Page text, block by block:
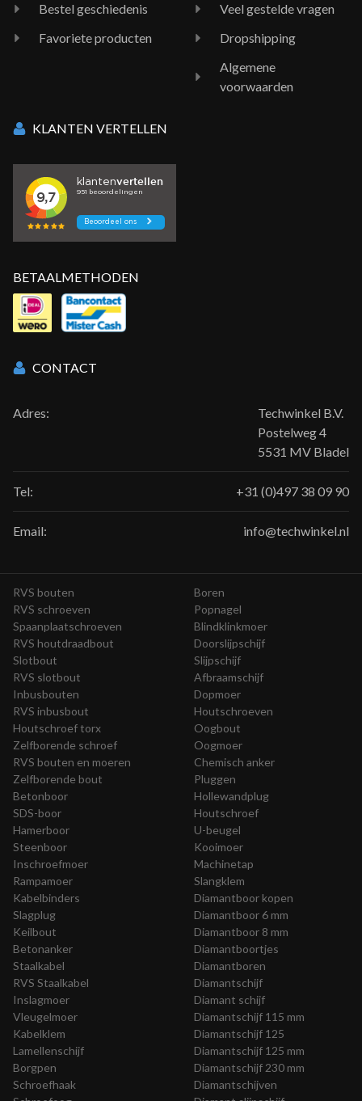
Bestel geschiedenis
Favoriete producten
Veel gestelde vragen
Dropshipping
Algemene
voorwaarden
KLANTEN VERTELLEN
BETAALMETHODEN
CONTACT
Adres:
Techwinkel B.V.
Postelweg 4
5531 MV Bladel
Tel: +31 (0)497 38 09 90
Email: info@techwinkel.nl
RVS bouten
RVS schroeven
Spaanplaatschroeven
RVS houtdraadbout
Slotbout
RVS slotbout
Inbusbouten
RVS inbusbout
Houtschroef torx
Zelfborende schroef
RVS bouten en moeren
Zelfborende bout
Betonboor
SDS-boor
Hamerboor
Steenboor
Boren
Popnagel
Blindklinkmoer
Doorslijpschijf
Slijpschijf
Afbraamschijf
Dopmoer
Houtschroeven
Oogbout
Oogmoer
Chemisch anker
Pluggen
Hollewandplug
Houtschroef
U-beugel
Kooimoer
Inschroefmoer
Rampamoer
Kabelbinders
Slagplug
Keilbout
Betonanker
Staalkabel
RVS Staalkabel
Inslagmoer
Vleugelmoer
Kabelklem
Lamellenschijf
Borgpen
Schroefhaak
Machinetap
Slangklem
Diamantboor kopen
Diamantboor 6 mm
Diamantboor 8 mm
Diamantboortjes
Diamantboren
Diamantschijf
Diamant schijf
Diamantschijf 115 mm
Diamantschijf 125
Diamantschijf 125 mm
Diamantschijf 230 mm
Diamantschijven